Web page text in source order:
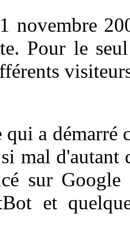
novembre
Pour le
qui a démarré
si mal
sur
et